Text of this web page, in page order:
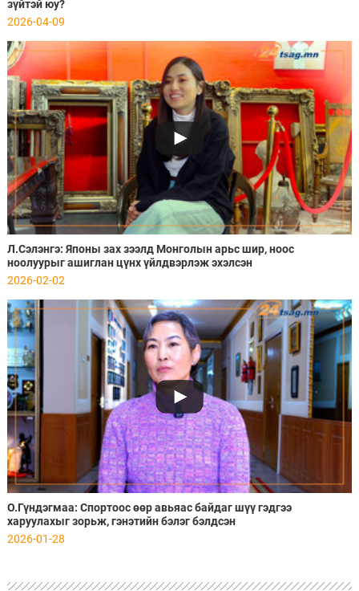
зүйтэй юу?
2026-04-09
Л.Сэлэнгэ: Японы зах зээлд Монголын арьс шир, ноос
ноолуурыг ашиглан цүнх үйлдвэрлэж эхэлсэн
2026-02-02
О.Гүндэгмаа: Спортоос өөр авьяас байдаг шүү гэдгээ
харуулахыг зорьж, гэнэтийн бэлэг бэлдсэн
2026-01-28